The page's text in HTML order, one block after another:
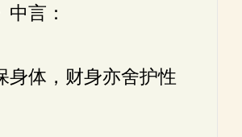
中言：
身体，财身亦舍护性